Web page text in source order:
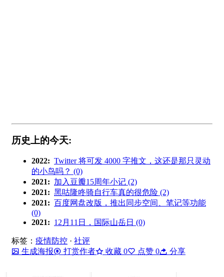
历史上的今天:
2022: Twitter 将可发 4000 字推文，这还是那只灵动
的小鸟吗？ (0)
2021: 加入豆瓣15周年小记 (2)
2021: 黑咕隆咚骑自行车真的很危险 (2)
2021: 百度网盘改版，推出同步空间、笔记等功能
(0)
2021: 12月11日，国际山岳日 (0)
标签： 疫情防控 · 社评
生成海报
打赏作者 收藏 0 点赞 0 分享